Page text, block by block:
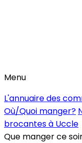
Menu
L'annuaire des
Où/Quoi manger?
brocantes à Uccle
Que manger ce